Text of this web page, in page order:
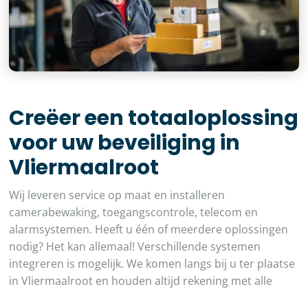
Creëer een totaaloplossing
voor uw beveiliging in
Vliermaalroot
Wij leveren service op maat en installeren
camerabewaking, toegangscontrole, telecom en
alarmsystemen. Heeft u één of meerdere oplossingen
nodig? Het kan allemaal! Verschillende systemen
integreren is mogelijk. We komen langs bij u ter plaatse
in Vliermaalroot en houden altijd rekening met alle